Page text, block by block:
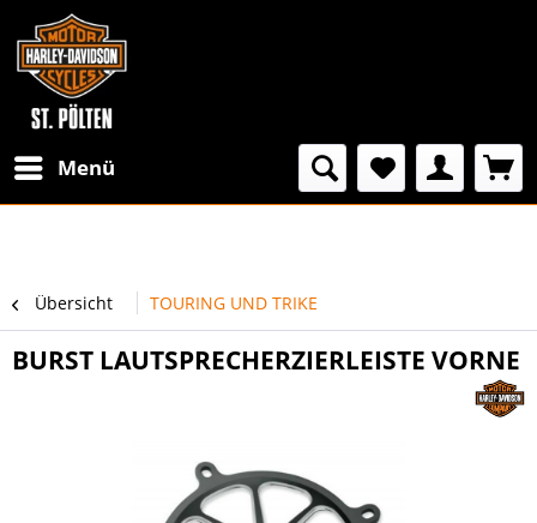
Menü
Übersicht TOURING UND TRIKE
BURST LAUTSPRECHERZIERLEISTE VORNE